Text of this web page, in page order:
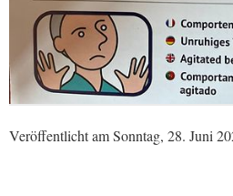
Veröffentlicht am Sonntag, 28. Juni